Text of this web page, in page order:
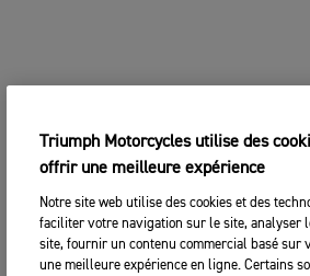
Triumph Motorcycles utilise des
offrir une meilleure expérience
Notre site web utilise des cookies et des
faciliter votre navigation sur le site, analyser
site, fournir un contenu commercial basé sur
une meilleure expérience en ligne. Certains